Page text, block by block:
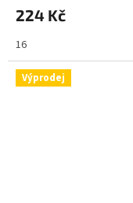
224 Kč
16
Výprodej